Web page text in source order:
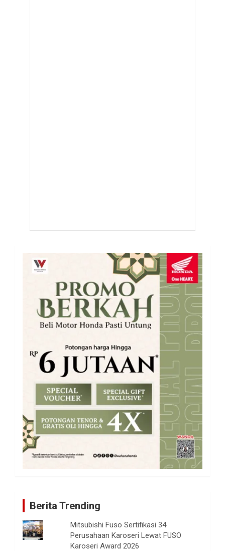
Berita Trending
Mitsubishi Fuso Sertifikasi 34
Perusahaan Karoseri Lewat FUSO
Karoseri Award 2026